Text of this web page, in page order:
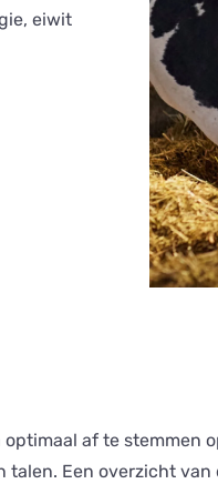
eiwit
af te stemmen
Een overzicht